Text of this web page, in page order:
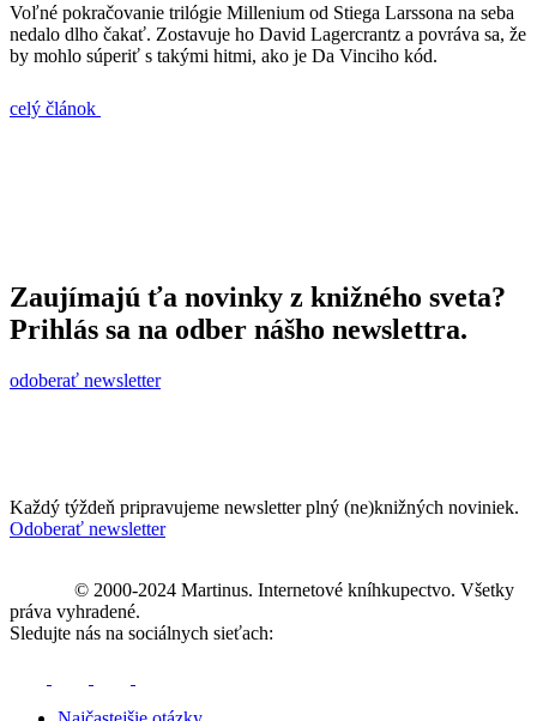
Voľné pokračovanie trilógie Millenium od Stiega Larssona na seba
nedalo dlho čakať. Zostavuje ho David Lagercrantz a povráva sa, že
by mohlo súperiť s takými hitmi, ako je Da Vinciho kód.
celý článok
Zaujímajú ťa novinky z knižného sveta?
Prihlás sa na odber nášho newslettra.
odoberať newsletter
Každý týždeň pripravujeme newsletter plný (ne)knižných noviniek.
Odoberať newsletter
© 2000-2024 Martinus. Internetové kníhkupectvo. Všetky
práva vyhradené.
Sledujte nás na sociálnych sieťach: